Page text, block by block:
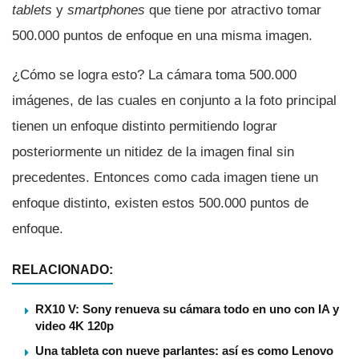
tablets y smartphones que tiene por atractivo tomar
500.000 puntos de enfoque en una misma imagen.
¿Cómo se logra esto? La cámara toma 500.000
imágenes, de las cuales en conjunto a la foto principal
tienen un enfoque distinto permitiendo lograr
posteriormente un nitidez de la imagen final sin
precedentes. Entonces como cada imagen tiene un
enfoque distinto, existen estos 500.000 puntos de
enfoque.
RELACIONADO:
RX10 V: Sony renueva su cámara todo en uno con IA y
video 4K 120p
Una tableta con nueve parlantes: así es como Lenovo